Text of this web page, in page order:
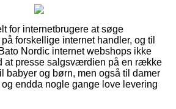
for internetbrugere at søge
forskellige internet handler, og til
Nordic internet webshops ikke
at presse salgsværdien på en række
babyer og børn, men også til damer
endda nogle gange love levering